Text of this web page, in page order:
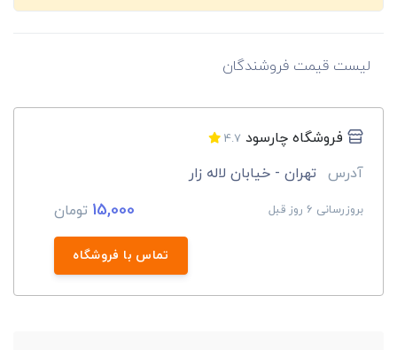
لیست قیمت فروشندگان
فروشگاه چارسود 4.7
آدرس تهران - خیابان لاله زار
بروزرسانی 6 روز قبل 15,000 تومان
تماس با فروشگاه